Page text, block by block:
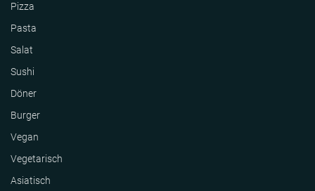
Pizza
Pasta
Salat
Sushi
Döner
Burger
Vegan
Vegetarisch
Asiatisch